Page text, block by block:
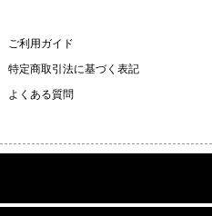
ご利用ガイド
特定商取引法に基づく表記
よくある質問